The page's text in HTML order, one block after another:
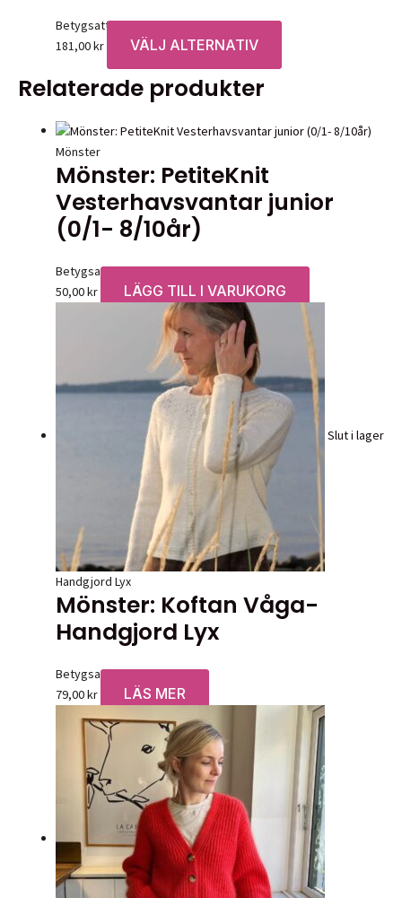
produktsidan
Betygsatt0av 5
181,00kr VÄLJ ALTERNATIV
här
flera
olika
alternativen
på
produktsidan
Relaterade produkter
Mönster
Mönster: PetiteKnit
Vesterhavsvantar junior
(0/1- 8/10år)
Betygsatt0av 5
50,00kr LÄGG TILL I VARUKORG
Slut i lager
Handgjord Lyx
Mönster: Koftan Våga-
Handgjord Lyx
Betygsatt0av 5
79,00kr LÄS MER